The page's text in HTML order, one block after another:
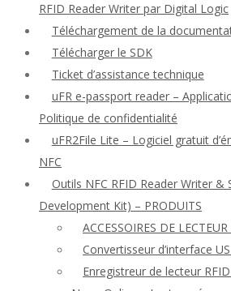
RFID Reader Writer par Digital Logic
Téléchargement de la
Télécharger le SDK
Ticket d’assistance technique
uFR e-passport reader –
Politique de confidentialité
uFR2File Lite – Logiciel gratuit
NFC
Outils NFC RFID Reader Writer &
Development Kit) – PRODUITS
ACCESSOIRES DE
Convertisseur d’interface
Enregistreur de lecteur